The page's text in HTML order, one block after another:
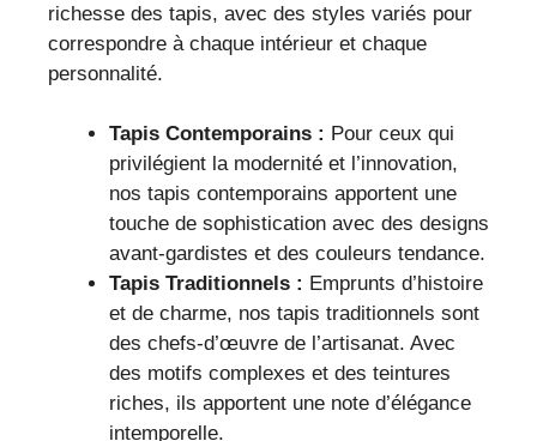
richesse des tapis, avec des styles variés pour
correspondre à chaque intérieur et chaque
personnalité.
Tapis Contemporains : Pour ceux qui
privilégient la modernité et l’innovation,
nos tapis contemporains apportent une
touche de sophistication avec des designs
avant-gardistes et des couleurs tendance.
Tapis Traditionnels : Emprunts d’histoire
et de charme, nos tapis traditionnels sont
des chefs-d’œuvre de l’artisanat. Avec
des motifs complexes et des teintures
riches, ils apportent une note d’élégance
intemporelle.